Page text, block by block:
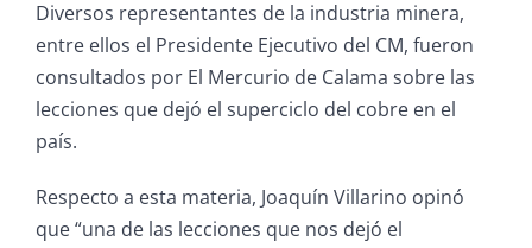
Diversos representantes de la industria minera,
entre ellos el Presidente Ejecutivo del CM, fueron
consultados por El Mercurio de Calama sobre las
lecciones que dejó el superciclo del cobre en el
país.
Respecto a esta materia, Joaquín Villarino opinó
que “una de las lecciones que nos dejó el